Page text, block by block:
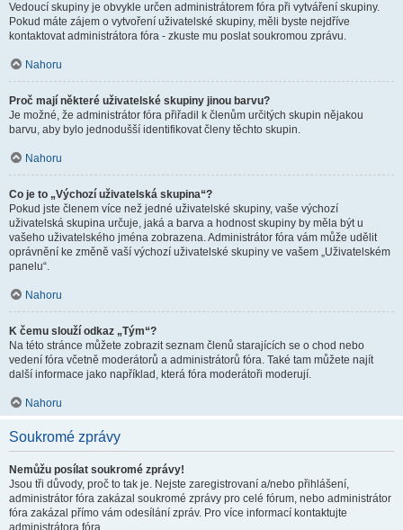
Vedoucí skupiny je obvykle určen administrátorem fóra při vytváření skupiny.
Pokud máte zájem o vytvoření uživatelské skupiny, měli byste nejdříve
kontaktovat administrátora fóra - zkuste mu poslat soukromou zprávu.
Nahoru
Proč mají některé uživatelské skupiny jinou barvu?
Je možné, že administrátor fóra přiřadil k členům určitých skupin nějakou
barvu, aby bylo jednodušší identifikovat členy těchto skupin.
Nahoru
Co je to „Výchozí uživatelská skupina“?
Pokud jste členem více než jedné uživatelské skupiny, vaše výchozí
uživatelská skupina určuje, jaká a barva a hodnost skupiny by měla být u
vašeho uživatelského jména zobrazena. Administrátor fóra vám může udělit
oprávnění ke změně vaší výchozí uživatelské skupiny ve vašem „Uživatelském
panelu“.
Nahoru
K čemu slouží odkaz „Tým“?
Na této stránce můžete zobrazit seznam členů starajících se o chod nebo
vedení fóra včetně moderátorů a administrátorů fóra. Také tam můžete najít
další informace jako například, která fóra moderátoři moderují.
Nahoru
Soukromé zprávy
Nemůžu posílat soukromé zprávy!
Jsou tři důvody, proč to tak je. Nejste zaregistrovaní a/nebo přihlášení,
administrátor fóra zakázal soukromé zprávy pro celé fórum, nebo administrátor
fóra zakázal přímo vám odesílání zpráv. Pro více informací kontaktujte
administrátora fóra.